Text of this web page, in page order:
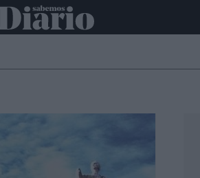
POLÍTICA OPINIÓN ECONOMÍA